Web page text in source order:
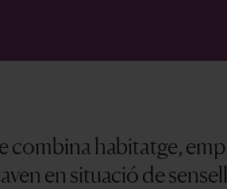
combina habitatge,
en situació de